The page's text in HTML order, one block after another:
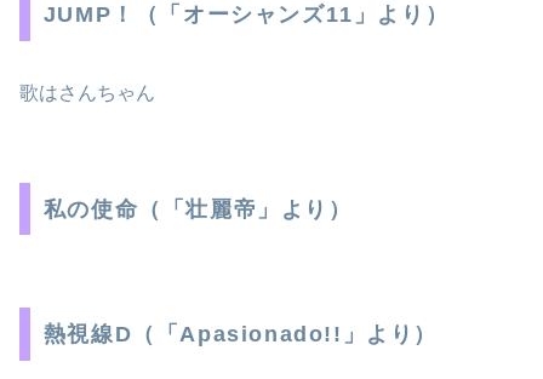
JUMP！（「オーシャンズ11」より）
歌はさんちゃん
私の使命（「壮麗帝」より）
熱視線D（「Apasionado!!」より）